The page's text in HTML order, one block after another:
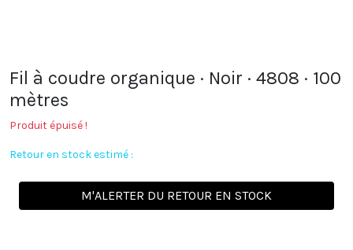
Fil à coudre organique · Noir · 4808 · 100
mètres
Produit épuisé !
Retour en stock estimé :
M'ALERTER DU RETOUR EN STOCK